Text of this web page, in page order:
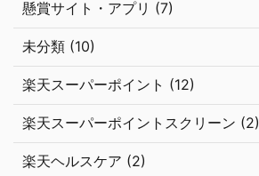
懸賞サイト・アプリ (7)
未分類 (10)
楽天スーパーポイント (12)
楽天スーパーポイントスクリーン (2)
楽天ヘルスケア (2)